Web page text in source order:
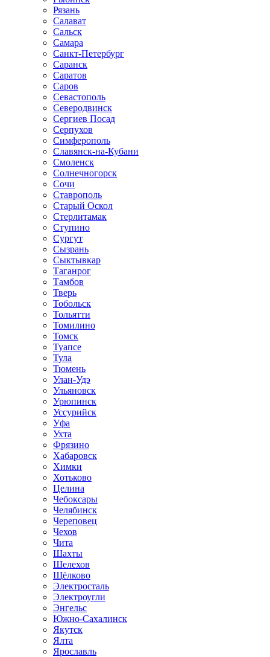
Рязань
Салават
Сальск
Самара
Санкт-Петербург
Саранск
Саратов
Саров
Севастополь
Северодвинск
Сергиев Посад
Серпухов
Симферополь
Славянск-на-Кубани
Смоленск
Солнечногорск
Сочи
Ставрополь
Старый Оскол
Стерлитамак
Ступино
Сургут
Сызрань
Сыктывкар
Таганрог
Тамбов
Тверь
Тобольск
Тольятти
Томилино
Томск
Туапсе
Тула
Тюмень
Улан-Удэ
Ульяновск
Урюпинск
Уссурийск
Уфа
Ухта
Фрязино
Хабаровск
Химки
Хотьково
Целина
Чебоксары
Челябинск
Череповец
Чехов
Чита
Шахты
Шелехов
Щёлково
Электросталь
Электроугли
Энгельс
Южно-Сахалинск
Якутск
Ялта
Ярославль